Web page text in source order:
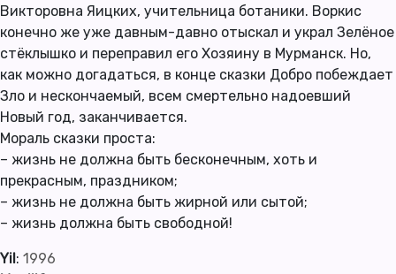
Викторовна Яицких, учительница ботаники. Воркис
конечно же уже давным-давно отыскал и украл Зелёное
стёклышко и переправил его Хозяину в Мурманск. Но,
как можно догадаться, в конце сказки Добро побеждает
Зло и нескончаемый, всем смертельно надоевший
Новый год, заканчивается.
Мораль сказки проста:
– жизнь не должна быть бесконечным, хоть и
прекрасным, праздником;
– жизнь не должна быть жирной или сытой;
– жизнь должна быть свободной!
Yil: 1996